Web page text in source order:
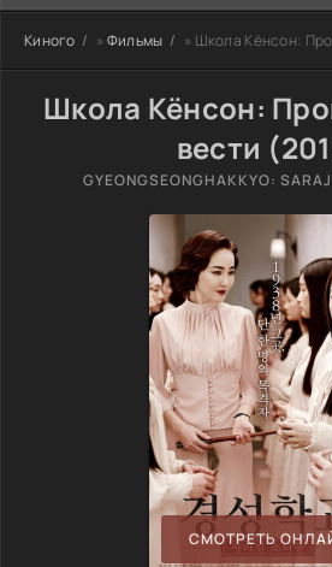
Киного » Фильмы » Школа Кёнсон:
Школа Кёнсон:
вести
GYEONGSEONGHAKKYO:
СМОТРЕТЬ